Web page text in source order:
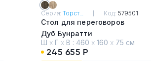
Серия:Торст... Код: 579501
Стол для переговоров
Дуб Бунратти
Ш х Г х В : 460 х 160 х 75 см
245 655 Р